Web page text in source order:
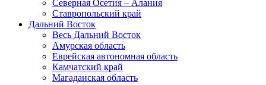
Северная Осетия – Алания
Ставропольский край
Дальний Восток
Весь Дальний Восток
Амурская область
Еврейская автономная область
Камчатский край
Магаданская область